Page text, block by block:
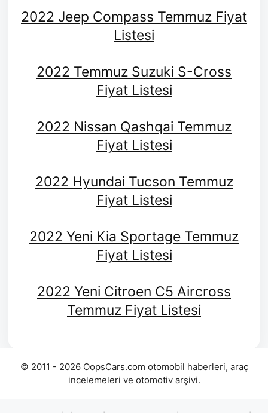
2022 Jeep Compass Temmuz Fiyat
Listesi
2022 Temmuz Suzuki S-Cross
Fiyat Listesi
2022 Nissan Qashqai Temmuz
Fiyat Listesi
2022 Hyundai Tucson Temmuz
Fiyat Listesi
2022 Yeni Kia Sportage Temmuz
Fiyat Listesi
2022 Yeni Citroen C5 Aircross
Temmuz Fiyat Listesi
© 2011 - 2026 OopsCars.com otomobil haberleri, araç
incelemeleri ve otomotiv arşivi.